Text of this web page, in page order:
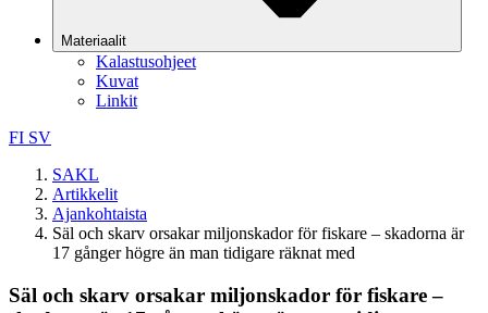
Materiaalit
Kalastusohjeet
Kuvat
Linkit
FI SV
SAKL
Artikkelit
Ajankohtaista
Säl och skarv orsakar miljonskador för fiskare – skadorna är
17 gånger högre än man tidigare räknat med
Säl och skarv orsakar miljonskador för fiskare –